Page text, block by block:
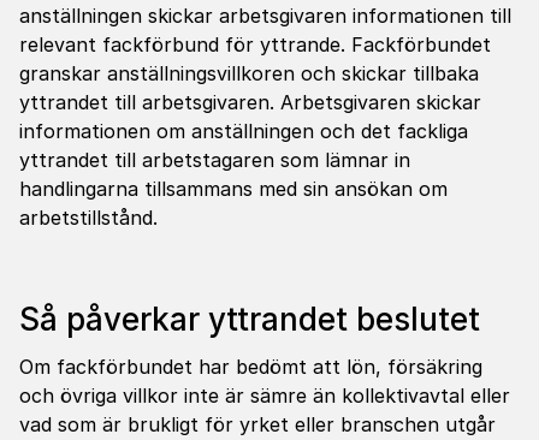
anställningen skickar arbetsgivaren informationen till
relevant fackförbund för yttrande. Fackförbundet
granskar anställningsvillkoren och skickar tillbaka
yttrandet till arbetsgivaren. Arbetsgivaren skickar
informationen om anställningen och det fackliga
yttrandet till arbetstagaren som lämnar in
handlingarna tillsammans med sin ansökan om
arbetstillstånd.
Så påverkar yttrandet beslutet
Om fackförbundet har bedömt att lön, försäkring
och övriga villkor inte är sämre än kollektivavtal eller
vad som är brukligt för yrket eller branschen utgår